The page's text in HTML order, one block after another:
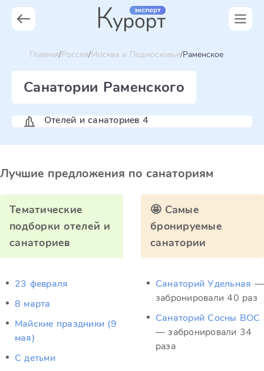
Главная Россия Москва и Подмосковье Раменское
Санатории Раменского
Отелей и санаториев 4
Лучшие предложения по санаториям
Тематические
подборки отелей и
санаториев
23 февраля
8 марта
Майские праздники (9
мая)
С детьми
🤩 Самые
бронируемые
санатории
Санаторий Удельная —
забронировали 40 раз
Санаторий Сосны ВОС
— забронировали 34
раза